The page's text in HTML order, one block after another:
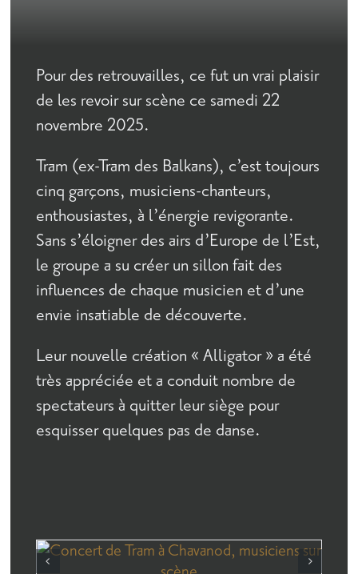
Pour des retrouvailles, ce fut un vrai plaisir
de les revoir sur scène ce samedi 22
novembre 2025.
Tram (ex-Tram des Balkans), c’est toujours
cinq garçons, musiciens-chanteurs,
enthousiastes, à l’énergie revigorante.
Sans s’éloigner des airs d’Europe de l’Est,
le groupe a su créer un sillon fait des
influences de chaque musicien et d’une
envie insatiable de découverte.
Leur nouvelle création « Alligator » a été
très appréciée et a conduit nombre de
spectateurs à quitter leur siège pour
esquisser quelques pas de danse.